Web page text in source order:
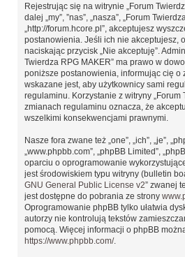
Rejestrując się na witrynie „Forum
dalej „my”, ”nas”, „nasza”, „Forum
„http://forum.hcore.pl”, akceptujesz
postanowienia. Jeśli ich nie akceptujesz,
naciskając przycisk „Nie akceptuję”.
Twierdza RPG MAKER” ma prawo w
poniższe postanowienia, informując cię o
wskazane jest, aby użytkownicy sami
regulaminu. Korzystanie z witryny „Forum
zmianach regulaminu oznacza, że
wszelkimi konsekwencjami prawnymi.
Nasze fora zwane też „one”, „ich”, „je”,
„www.phpbb.com”, „phpBB Limited”,
oparciu o oprogramowanie
jest środowiskiem typu witryny (bulletin
GNU General Public License v2” zwanej
jest dostępne do pobrania ze strony
Oprogramowanie phpBB tylko ułatwia
autorzy nie kontrolują tekstów
pomocą. Więcej informacji o phpBB
https://www.phpbb.com/.